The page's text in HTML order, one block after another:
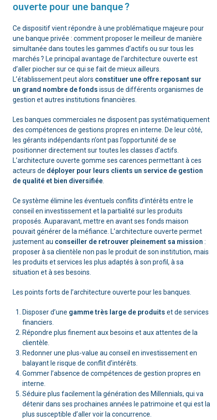
ouverte pour une banque ?
Ce dispositif vient répondre à une problématique majeure pour
une banque privée : comment proposer le meilleur de manière
simultanée dans toutes les gammes d’actifs ou sur tous les
marchés ? Le principal avantage de l’architecture ouverte est
d’aller piocher sur ce qui se fait de mieux ailleurs.
L’établissement peut alors constituer une offre reposant sur
un grand nombre de fonds issus de différents organismes de
gestion et autres institutions financières.
Les banques commerciales ne disposent pas systématiquement
des compétences de gestions propres en interne. De leur côté,
les gérants indépendants n’ont pas l’opportunité de se
positionner directement sur toutes les classes d’actifs.
L’architecture ouverte gomme ses carences permettant à ces
acteurs de déployer pour leurs clients un service de gestion
de qualité et bien diversifiée.
Ce système élimine les éventuels conflits d’intérêts entre le
conseil en investissement et la partialité sur les produits
proposés. Auparavant, mettre en avant ses fonds maison
pouvait générer de la méfiance. L’architecture ouverte permet
justement au conseiller de retrouver pleinement sa mission :
proposer à sa clientèle non pas le produit de son institution, mais
les produits et services les plus adaptés à son profil, à sa
situation et à ses besoins.
Les points forts de l’architecture ouverte pour les banques.
Disposer d’une gamme très large de produits et de services
financiers.
Répondre plus finement aux besoins et aux attentes de la
clientèle.
Redonner une plus-value au conseil en investissement en
balayant le risque de conflit d’intérêts.
Gommer l’absence de compétences de gestion propres en
interne.
Séduire plus facilement la génération des Millennials, qui va
détenir dans ses prochaines années le patrimoine et qui est la
plus susceptible d’aller voir la concurrence.